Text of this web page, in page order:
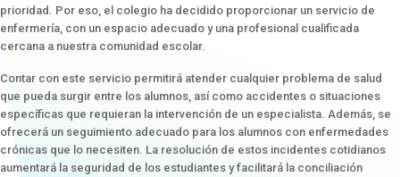
prioridad. Por eso, el colegio ha decidido proporcionar un servicio de
enfermería, con un espacio adecuado y una profesional cualificada
cercana a nuestra comunidad escolar.
Contar con este servicio permitirá atender cualquier problema de salud
que pueda surgir entre los alumnos, así como accidentes o situaciones
específicas que requieran la intervención de un especialista. Además, se
ofrecerá un seguimiento adecuado para los alumnos con enfermedades
crónicas que lo necesiten. La resolución de estos incidentes cotidianos
aumentará la seguridad de los estudiantes y facilitará la conciliación